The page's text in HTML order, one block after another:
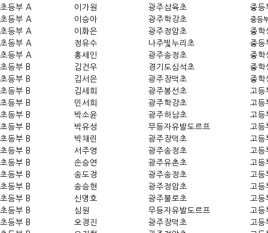
초등부 A
이가원 광주삼육초
중등
초등부 A
이승아 광주학강초 중등
초등부 A 이화은 광주정암초
중학
초등부 A
정유수 나주빛누리초
중등
초등부 A
홍세인 광주송정초
중학
초등부 B
김건우 경기도심석초
중학
초등부 B
김서은 광주장덕초
중학
초등부 B
김세희 광주봉선초
고등
초등부 B
민서희 광주학강초
고등
초등부 B
박소윤 광주하남초
고등
초등부 B
박유성 무등자유발도르프
고등
초등부 B
박채린 광주장덕초
고등
초등부 B
서주영 광주송정초
고등
초등부 B
손승연 광주유촌초
고등
초등부 B
송도경 광주송정초
고등
초등부 B
송승현 광주정암초
고등
초등부 B
신명호 광주불로초
고등
초등부 B
심원 무등자유발도르프
고등
초등부 B
오경진 광주장덕초
고등